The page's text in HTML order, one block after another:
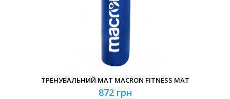
ТРЕНУВАЛЬНИЙ МАТ MACRON FITNESS MAT
872 грн